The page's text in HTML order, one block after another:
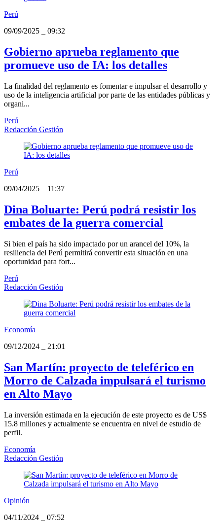
Perú
09/09/2025
09:32
Gobierno aprueba reglamento que
promueve uso de IA: los detalles
La finalidad del reglamento es fomentar e impulsar el desarrollo y
uso de la inteligencia artificial por parte de las entidades públicas y
organi...
Perú
Redacción Gestión
Perú
09/04/2025
11:37
Dina Boluarte: Perú podrá resistir los
embates de la guerra comercial
Si bien el país ha sido impactado por un arancel del 10%, la
resiliencia del Perú permitirá convertir esta situación en una
oportunidad para fort...
Perú
Redacción Gestión
Economía
09/12/2024
21:01
San Martín: proyecto de teleférico en
Morro de Calzada impulsará el turismo
en Alto Mayo
La inversión estimada en la ejecución de este proyecto es de US$
15.8 millones y actualmente se encuentra en nivel de estudio de
perfil.
Economía
Redacción Gestión
Opinión
04/11/2024
07:52